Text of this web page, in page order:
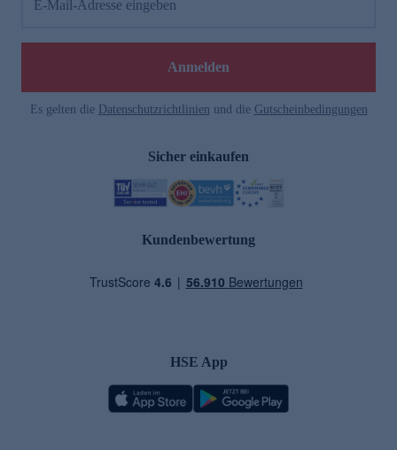
E-Mail-Adresse eingeben
Anmelden
Es gelten die Datenschutzrichtlinien und die Gutscheinbedingungen
Sicher einkaufen
Kundenbewertung
HSE App